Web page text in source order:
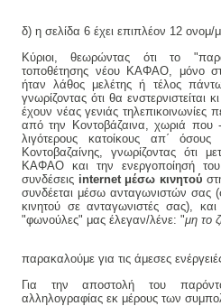
δ) η σελίδα 6 έχει επιπλέον 12
Κύριοι, θεωρώντας ότι το
τοποθέτησης νέου ΚΑΦΑΟ, μόνο
ήταν λάθος μελέτης ή τέλος
γνωρίζοντας ότι θα ενστερνιστείται
έχουν νέας γενιάς τηλεπικοινωνίες
από την Κοντοβάζαινα, χωριά που -
λιγότερους κατοίκους απ΄
Κοντοβαζαίνης, γνωρίζοντας ότι
ΚΑΦΑΟ και την ενεργοποίησή
συνδέσεις internet μέσω κινητού
συνδέεται μέσω ανταγωνιστών σας
κινητού σε ανταγωνιστές σας),
"φωνούλες" μας έλεγαν/λένε: "μη το
παρακαλούμε για τις άμεσες
Για την αποστολή του
αλληλογραφίας εκ μέρους των